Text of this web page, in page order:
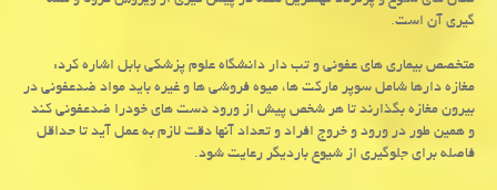
گیری آن است.
متخصص بیماری های عفونی و تب دار دانشگاه علوم پزشکی بابل اشاره کرد:
مغازه دارها شامل سوپر مارکت ها، میوه فروشی ها و غیره باید مواد ضدعفونی در
بیرون مغازه بگذارند تا هر شخص پیش از ورود دست های خودرا ضدعفونی کند
و همین طور در ورود و خروج افراد و تعداد آنها دقت لازم به عمل آید تا حداقل
فاصله برای جلوگیری از شیوع باردیگر رعایت شود.